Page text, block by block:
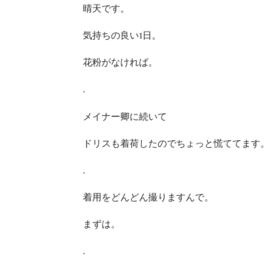
晴天です。
気持ちの良い1日。
花粉がなければ。
.
メイナー卿に続いて
ドリスも着荷したのでちょっと慌ててます。
.
着用をどんどん撮りますんで。
まずは。
.